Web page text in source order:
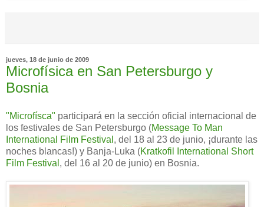
jueves, 18 de junio de 2009
Microfísica en San Petersburgo y
Bosnia
"Microfísca" participará en la sección oficial internacional de
los festivales de San Petersburgo (Message To Man
International Film Festival , del 18 al 23 de junio, ¡durante las
noches blancas!) y Banja-Luka (Kratkofil International Short
Film Festival , del 16 al 20 de junio) en Bosnia.